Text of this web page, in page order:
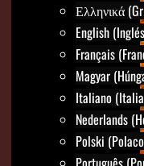
Ελληνικά
English
Français
Magyar
Italiano
Nederlands
Polski